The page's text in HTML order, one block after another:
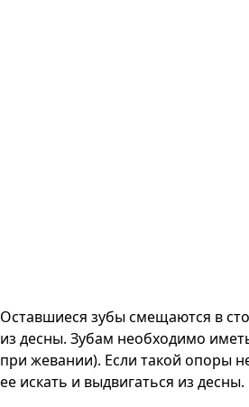
Оставшиеся зубы смещаются в
из десны. Зубам необходимо
при жевании). Если такой опоры
ее искать и выдвигаться из десны.